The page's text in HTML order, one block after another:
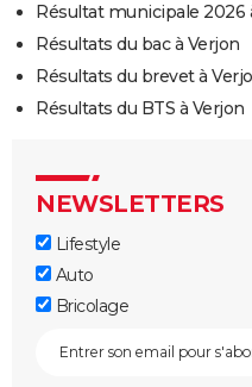
Résultat municipale 2026
Résultats du bac à Verjon
Résultats du brevet à
Résultats du BTS à Verjon
NEWSLETTERS
Lifestyle
Auto
Bricolage